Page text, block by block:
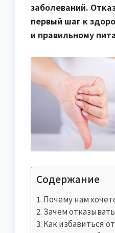
заболеваний.
первый шаг к
и правильному
Содержание
Почему нам
Зачем
Как избавиться